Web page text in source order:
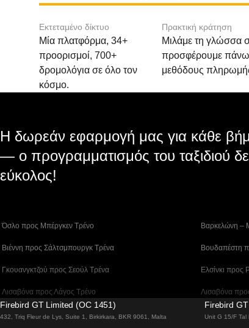
Εκτεταμένο δίκτυο
Μία πλατφόρμα, 34+
προορισμοί, 700+
δρομολόγια σε όλο τον
κόσμο.
Πρακτική κράτηση
Μιλάμε τη γλώσσα
προσφέρουμε
μεθόδους
Η δωρεάν εφαρμογή μας για κάθε
— ο προγραμματισμός του ταξιδιού
εύκολος!
Όσλο προς Μπέργκεν Tρένο Βαρκελώνη –
Βιέννη προς Σάλτσμπουργκ Τρένα Βουδαπέστη
Γκουανγκτζού προς Σεούλ Τρένα Ελσίνκι προς
Λισαβόνα προς Λάγος Tρένο Λισαβόνα
Λισαβόνα – Φάρο Τρένο Λονδίνο –
Firebird GT Limited (OC 1451)
432, Triq Fleur de Lys, Suite 1, Birkirkara, BKR 9061, Malta
Firebird
Unit G 15/F